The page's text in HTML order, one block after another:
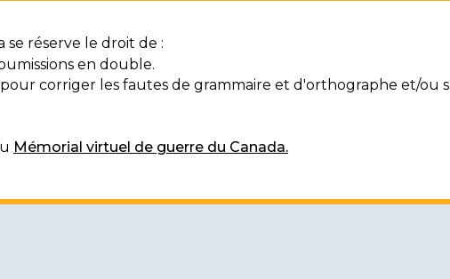
se réserve le droit de :
en double.
corriger les fautes de grammaire et d'orthographe et/
Mémorial virtuel de guerre du Canada.